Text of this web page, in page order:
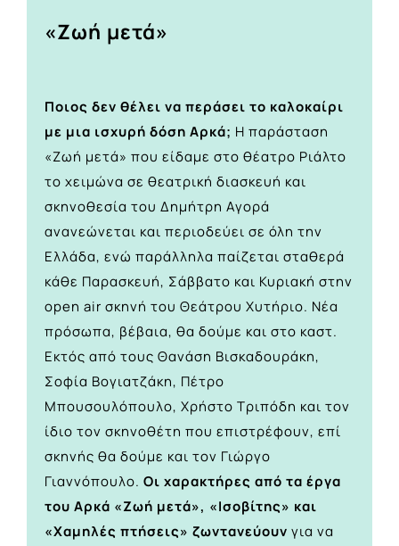
«Ζωή μετά»
Ποιος δεν θέλει να περάσει το καλοκαίρι
με μια ισχυρή δόση Αρκά; Η παράσταση
«Ζωή μετά» που είδαμε στο θέατρο Ριάλτο
το χειμώνα σε θεατρική διασκευή και
σκηνοθεσία του Δημήτρη Αγορά
ανανεώνεται και περιοδεύει σε όλη την
Ελλάδα, ενώ παράλληλα παίζεται σταθερά
κάθε Παρασκευή, Σάββατο και Κυριακή στην
open air σκηνή του Θεάτρου Χυτήριο. Νέα
πρόσωπα, βέβαια, θα δούμε και στο καστ.
Εκτός από τους Θανάση Βισκαδουράκη,
Σοφία Βογιατζάκη, Πέτρο
Μπουσουλόπουλο, Χρήστο Τριπόδη και τον
ίδιο τον σκηνοθέτη που επιστρέφουν, επί
σκηνής θα δούμε και τον Γιώργο
Γιαννόπουλο. Οι χαρακτήρες από τα έργα
του Αρκά «Ζωή μετά», «Ισοβίτης» και
«Χαμηλές πτήσεις» ζωντανεύουν για να